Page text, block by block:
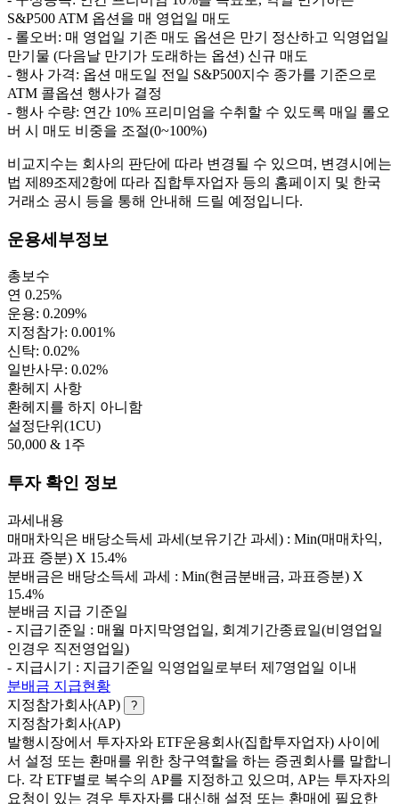
S&P500 ATM 옵션을 매 영업일 매도
- 롤오버: 매 영업일 기존 매도 옵션은 만기 정산하고 익영업일
만기물 (다음날 만기가 도래하는 옵션) 신규 매도
- 행사 가격: 옵션 매도일 전일 S&P500지수 종가를 기준으로
ATM 콜옵션 행사가 결정
- 행사 수량: 연간 10% 프리미엄을 수취할 수 있도록 매일 롤오
버 시 매도 비중을 조절(0~100%)
비교지수는 회사의 판단에 따라 변경될 수 있으며, 변경시에는
법 제89조제2항에 따라 집합투자업자 등의 홈페이지 및 한국
거래소 공시 등을 통해 안내해 드릴 예정입니다.
운용세부정보
총보수
연 0.25%
운용: 0.209%
지정참가: 0.001%
신탁: 0.02%
일반사무: 0.02%
환헤지 사항
환헤지를 하지 아니함
설정단위(1CU)
50,000 & 1주
투자 확인 정보
과세내용
매매차익은 배당소득세 과세(보유기간 과세) : Min(매매차익,
과표 증분) X 15.4%
분배금은 배당소득세 과세 : Min(현금분배금, 과표증분) X
15.4%
분배금 지급 기준일
- 지급기준일 : 매월 마지막영업일, 회계기간종료일(비영업일
인경우 직전영업일)
- 지급시기 : 지급기준일 익영업일로부터 제7영업일 이내
분배금 지급현황
지정참가회사(AP)
?
지정참가회사(AP)
발행시장에서 투자자와 ETF운용회사(집합투자업자) 사이에
서 설정 또는 환매를 위한 창구역할을 하는 증권회사를 말합니
다. 각 ETF별로 복수의 AP를 지정하고 있으며, AP는 투자자의
요청이 있는 경우 투자자를 대신해 설정 또는 환매에 필요한